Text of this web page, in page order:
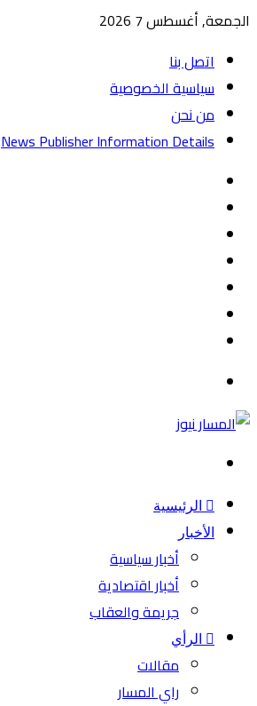
الجمعة, أغسطس 7 2026
اتصل بنا
سياسية الخصوصية
من نحن
News Publisher Information Details
الرئيسية
الأخبار
أخبار سياسية
أخبار اقتصادية
جريمة والعقاب
الرأي
مقالات
راي المسار